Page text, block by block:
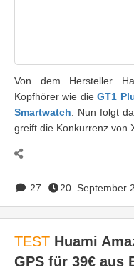
Von dem Hersteller
Kopfhörer wie dieGT1
Smartwatch . Nun folgt
greift die Konkurrenz von
27 20. September
TEST Huami
GPS für 39€ aus